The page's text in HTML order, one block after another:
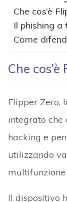
Che cos’è
Il phishing a
Come
Che
Flipper Zero,
integrato che
hacking e
utilizzando
Il dispositivo